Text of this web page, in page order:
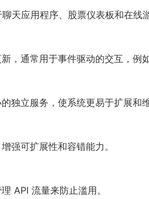
天应用程序、股票仪表板和在线
，通常用于事件驱动的交互，例
独立服务，使系统更易于扩展和维
强可扩展性和容错能力。
API 流量来防止滥用。